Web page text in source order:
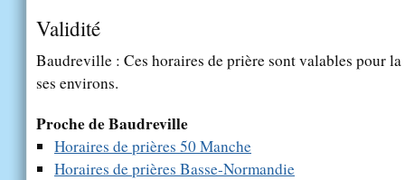
Validité
Baudreville : Ces horaires de prière sont valables pour
ses environs.
Proche de Baudreville
Horaires de prières 50 Manche
Horaires de prières Basse-Normandie